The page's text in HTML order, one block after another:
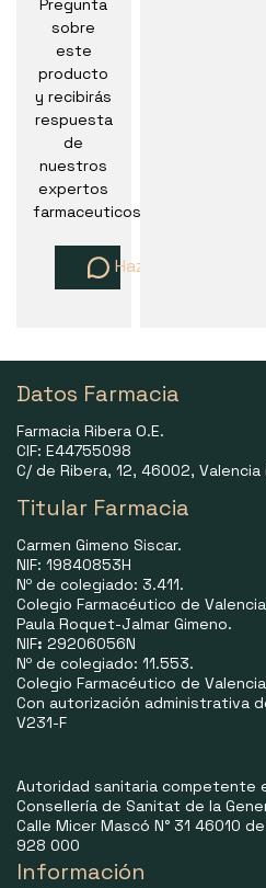
Pregunta
sobre
este
producto
y recibirás
respuesta
de
nuestros
expertos
farmaceuticos
Haz una pregunta
Datos Farmacia
Farmacia Ribera O.E.
CIF: E44755098
C/ de Ribera, 12, 46002, Valencia
Titular Farmacia
Carmen Gimeno Siscar.
NIF: 19840853H
Nº de colegiado: 3.411.
Colegio Farmacéutico de
Paula Roquet-Jalmar Gimeno.
NIF: 29206056N
Nº de colegiado: 11.553.
Colegio Farmacéutico de
Con autorización administrativa
V231-F
Autoridad sanitaria competente
Consellería de Sanitat de la
Calle Micer Mascó N° 31 46010
928 000
Información